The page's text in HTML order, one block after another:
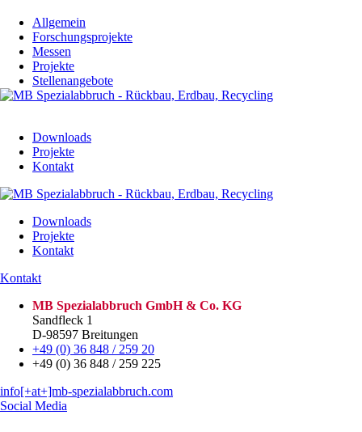
Allgemein
Forschungsprojekte
Messen
Projekte
Stellenangebote
Downloads
Projekte
Kontakt
Downloads
Projekte
Kontakt
Kontakt
MB Spezialabbruch GmbH & Co. KG
Sandfleck 1
D-98597 Breitungen
+49 (0) 36 848 / 259 20
+49 (0) 36 848 / 259 225
info[+at+]mb-spezialabbruch.com
Social Media